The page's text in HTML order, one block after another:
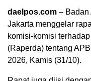
daelpos.com – Badan
Jakarta menggelar
komisi-komisi
(Raperda) tentang
2026, Kamis (31/10).